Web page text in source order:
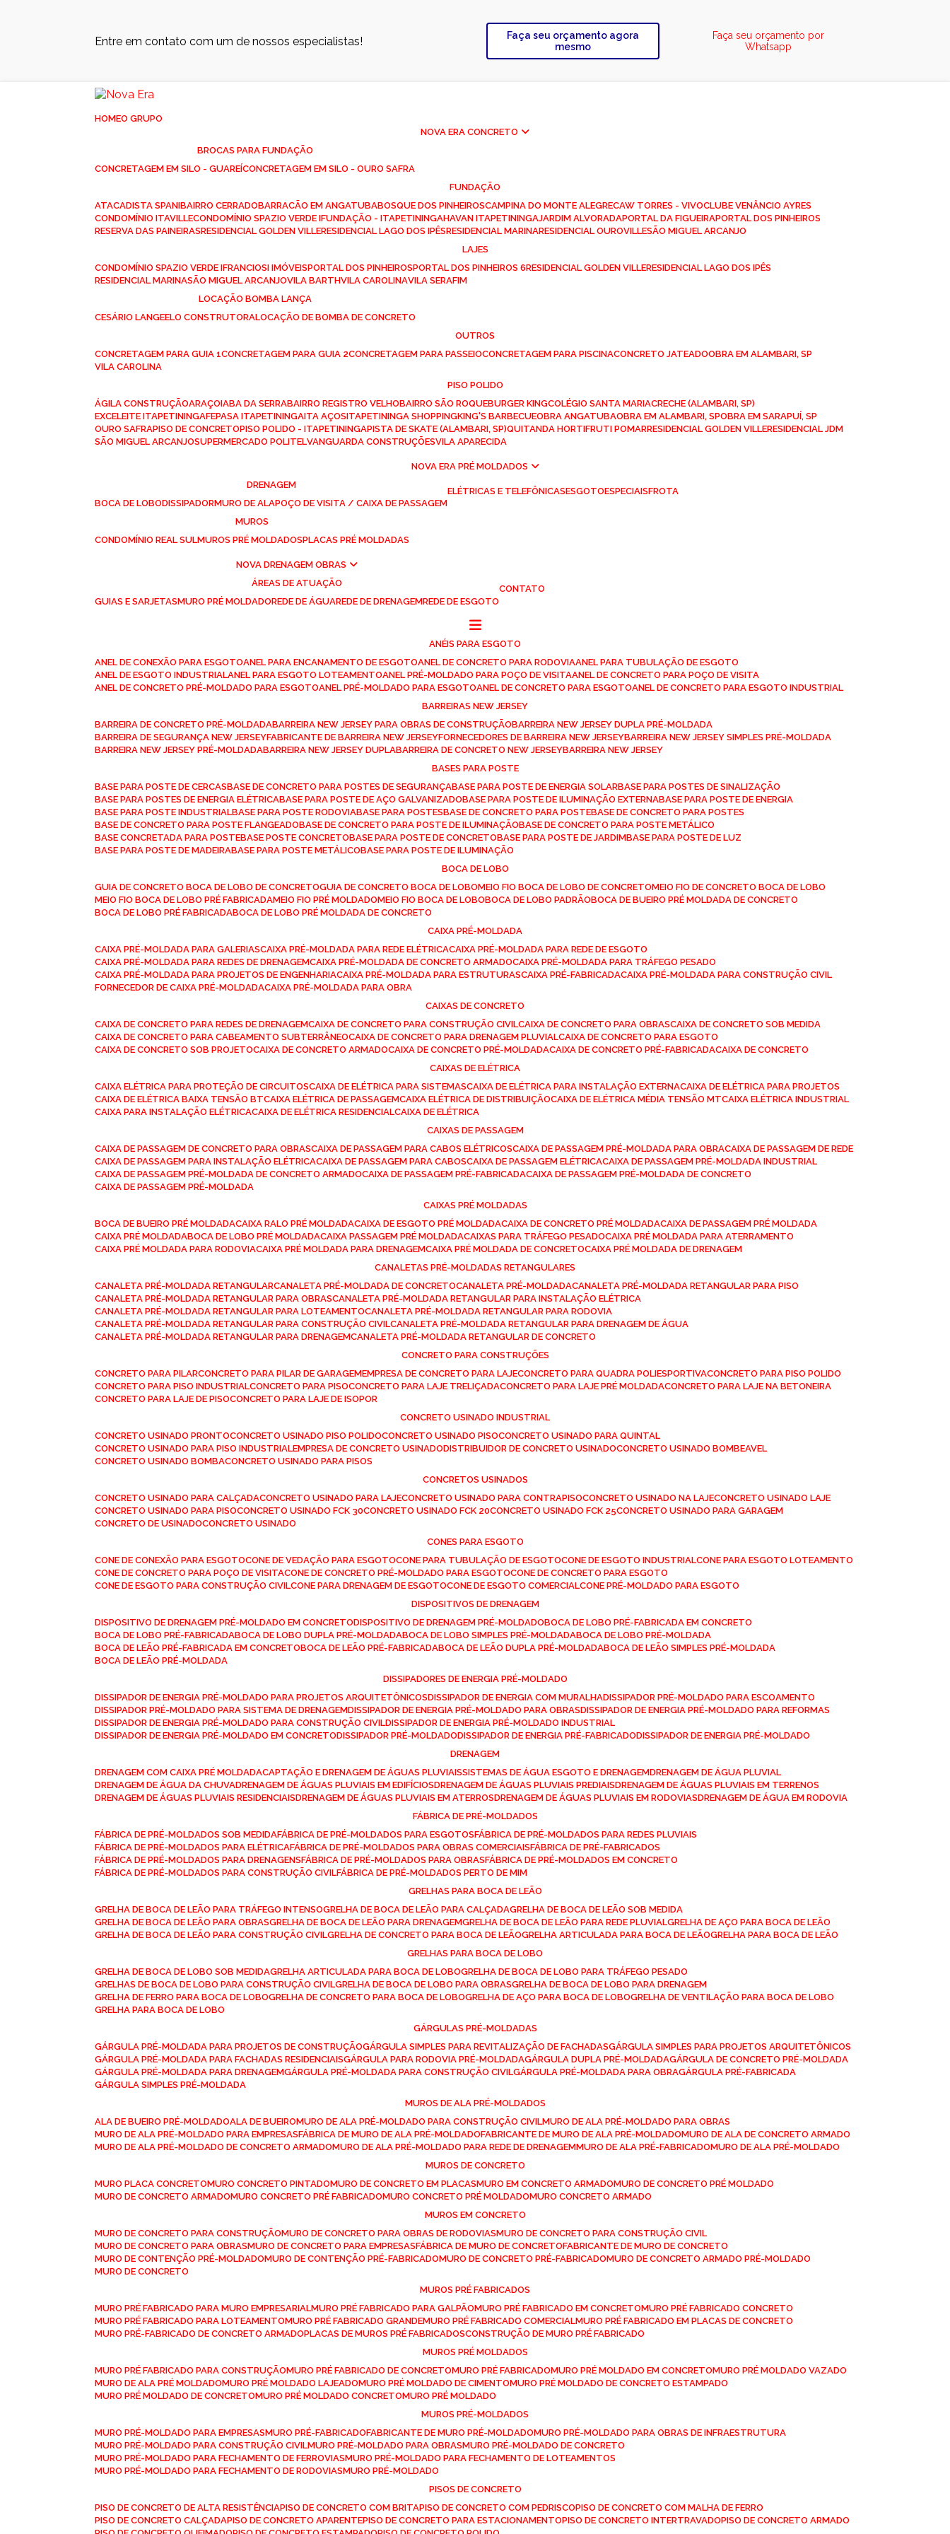
Entre em contato com um de nossos especialistas!
Faça seu orçamento agora
mesmo
Faça seu orçamento por
Whatsapp
HOME
O GRUPO
NOVA ERA CONCRETO
BROCAS PARA FUNDAÇÃO
CONCRETAGEM EM SILO - GUAREÍ CONCRETAGEM EM SILO - OURO SAFRA
FUNDAÇÃO
ATACADISTA SPANI BAIRRO CERRADO BARRACÃO EM ANGATUBA BOSQUE DOS PINHEIROS CAMPINA DO MONTE ALEGRE CAW TORRES - VIVO CLUBE VENÂNCIO AYRES
CONDOMÍNIO ITAVILLE CONDOMÍNIO SPAZIO VERDE I FUNDAÇÃO - ITAPETININGA HAVAN ITAPETININGA JARDIM ALVORADA PORTAL DA FIGUEIRA PORTAL DOS PINHEIROS
RESERVA DAS PAINEIRAS RESIDENCIAL GOLDEN VILLE RESIDENCIAL LAGO DOS IPÊS RESIDENCIAL MARINA RESIDENCIAL OUROVILLE SÃO MIGUEL ARCANJO
LAJES
CONDOMÍNIO SPAZIO VERDE I FRANCIOSI IMÓVEIS PORTAL DOS PINHEIROS PORTAL DOS PINHEIROS 6 RESIDENCIAL GOLDEN VILLE RESIDENCIAL LAGO DOS IPÊS
RESIDENCIAL MARINA SÃO MIGUEL ARCANJO VILA BARTH VILA CAROLINA VILA SERAFIM
LOCAÇÃO BOMBA LANÇA
CESÁRIO LANGE ELO CONSTRUTORA LOCAÇÃO DE BOMBA DE CONCRETO
OUTROS
CONCRETAGEM PARA GUIA 1 CONCRETAGEM PARA GUIA 2 CONCRETAGEM PARA PASSEIO CONCRETAGEM PARA PISCINA CONCRETO JATEADO
OBRA EM ALAMBARI, SP
VILA CAROLINA
PISO POLIDO
ÁGILA CONSTRUÇÃO ARAÇOIABA DA SERRA BAIRRO REGISTRO VELHO BAIRRO SÃO ROQUE BURGER KING COLÉGIO SANTA MARIA CRECHE (ALAMBARI, SP)
EXCELEITE ITAPETININGA FEPASA ITAPETININGA ITA AÇOS ITAPETININGA SHOPPING KING'S BARBECUE OBRA ANGATUBA OBRA EM ALAMBARI, SP
OBRA EM SARAPUÍ, SP
OURO SAFRA PISO DE CONCRETO PISO POLIDO - ITAPETININGA PISTA DE SKATE (ALAMBARI, SP) QUITANDA HORTIFRUTI POMAR RESIDENCIAL GOLDEN VILLE RESIDENCIAL JDM
SÃO MIGUEL ARCANJO SUPERMERCADO POLITEL VANGUARDA CONSTRUÇÕES VILA APARECIDA
NOVA ERA PRÉ MOLDADOS
DRENAGEM
BOCA DE LOBO DISSIPADOR MURO DE ALA POÇO DE VISITA / CAIXA DE PASSAGEM
ELÉTRICAS E TELEFÔNICAS ESGOTO ESPECIAIS FROTA
MUROS
CONDOMÍNIO REAL SUL
MUROS PRÉ MOLDADOS PLACAS PRÉ MOLDADAS
NOVA DRENAGEM OBRAS
ÁREAS DE ATUAÇÃO
GUIAS E SARJETAS
MURO PRÉ MOLDADO REDE DE ÁGUA REDE DE DRENAGEM REDE DE ESGOTO
CONTATO
ANÉIS PARA ESGOTO
ANEL DE CONEXÃO PARA ESGOTO ANEL PARA ENCANAMENTO DE ESGOTO ANEL DE CONCRETO PARA RODOVIA ANEL PARA TUBULAÇÃO DE ESGOTO
ANEL DE ESGOTO INDUSTRIAL ANEL PARA ESGOTO LOTEAMENTO ANEL PRÉ-MOLDADO PARA POÇO DE VISITA ANEL DE CONCRETO PARA POÇO DE VISITA
ANEL DE CONCRETO PRÉ-MOLDADO PARA ESGOTO ANEL PRÉ-MOLDADO PARA ESGOTO ANEL DE CONCRETO PARA ESGOTO ANEL DE CONCRETO PARA ESGOTO INDUSTRIAL
BARREIRAS NEW JERSEY
BARREIRA DE CONCRETO PRÉ-MOLDADA BARREIRA NEW JERSEY PARA OBRAS DE CONSTRUÇÃO BARREIRA NEW JERSEY DUPLA PRÉ-MOLDADA
BARREIRA DE SEGURANÇA NEW JERSEY FABRICANTE DE BARREIRA NEW JERSEY FORNECEDORES DE BARREIRA NEW JERSEY BARREIRA NEW JERSEY SIMPLES PRÉ-MOLDADA
BARREIRA NEW JERSEY PRÉ-MOLDADA BARREIRA NEW JERSEY DUPLA BARREIRA DE CONCRETO NEW JERSEY BARREIRA NEW JERSEY
BASES PARA POSTE
BASE PARA POSTE DE CERCAS BASE DE CONCRETO PARA POSTES DE SEGURANÇA BASE PARA POSTE DE ENERGIA SOLAR BASE PARA POSTES DE SINALIZAÇÃO
BASE PARA POSTES DE ENERGIA ELÉTRICA BASE PARA POSTE DE AÇO GALVANIZADO BASE PARA POSTE DE ILUMINAÇÃO EXTERNA BASE PARA POSTE DE ENERGIA
BASE PARA POSTE INDUSTRIAL BASE PARA POSTE RODOVIA BASE PARA POSTES BASE DE CONCRETO PARA POSTE BASE DE CONCRETO PARA POSTES
BASE DE CONCRETO PARA POSTE FLANGEADO BASE DE CONCRETO PARA POSTE DE ILUMINAÇÃO BASE DE CONCRETO PARA POSTE METÁLICO
BASE CONCRETADA PARA POSTE BASE POSTE CONCRETO BASE PARA POSTE DE CONCRETO BASE PARA POSTE DE JARDIM BASE PARA POSTE DE LUZ
BASE PARA POSTE DE MADEIRA BASE PARA POSTE METÁLICO BASE PARA POSTE DE ILUMINAÇÃO
BOCA DE LOBO
GUIA DE CONCRETO BOCA DE LOBO DE CONCRETO
GUIA DE CONCRETO BOCA DE LOBO MEIO FIO BOCA DE LOBO DE CONCRETO
MEIO FIO DE CONCRETO BOCA DE LOBO
MEIO FIO BOCA DE LOBO PRÉ FABRICADA
MEIO FIO PRÉ MOLDADO MEIO FIO BOCA DE LOBO BOCA DE LOBO PADRÃO BOCA DE BUEIRO PRÉ MOLDADA DE CONCRETO
BOCA DE LOBO PRÉ FABRICADA BOCA DE LOBO PRÉ MOLDADA DE CONCRETO
CAIXA PRÉ-MOLDADA
CAIXA PRÉ-MOLDADA PARA GALERIAS CAIXA PRÉ-MOLDADA PARA REDE ELÉTRICA CAIXA PRÉ-MOLDADA PARA REDE DE ESGOTO
CAIXA PRÉ-MOLDADA PARA REDES DE DRENAGEM CAIXA PRÉ-MOLDADA DE CONCRETO ARMADO CAIXA PRÉ-MOLDADA PARA TRÁFEGO PESADO
CAIXA PRÉ-MOLDADA PARA PROJETOS DE ENGENHARIA CAIXA PRÉ-MOLDADA PARA ESTRUTURAS CAIXA PRÉ-FABRICADA CAIXA PRÉ-MOLDADA PARA CONSTRUÇÃO CIVIL
FORNECEDOR DE CAIXA PRÉ-MOLDADA CAIXA PRÉ-MOLDADA PARA OBRA
CAIXAS DE CONCRETO
CAIXA DE CONCRETO PARA REDES DE DRENAGEM CAIXA DE CONCRETO PARA CONSTRUÇÃO CIVIL CAIXA DE CONCRETO PARA OBRAS CAIXA DE CONCRETO SOB MEDIDA
CAIXA DE CONCRETO PARA CABEAMENTO SUBTERRÂNEO CAIXA DE CONCRETO PARA DRENAGEM PLUVIAL CAIXA DE CONCRETO PARA ESGOTO
CAIXA DE CONCRETO SOB PROJETO CAIXA DE CONCRETO ARMADO CAIXA DE CONCRETO PRÉ-MOLDADA CAIXA DE CONCRETO PRÉ-FABRICADA CAIXA DE CONCRETO
CAIXAS DE ELÉTRICA
CAIXA ELÉTRICA PARA PROTEÇÃO DE CIRCUITOS CAIXA DE ELÉTRICA PARA SISTEMAS CAIXA DE ELÉTRICA PARA INSTALAÇÃO EXTERNA CAIXA DE ELÉTRICA PARA PROJETOS
CAIXA DE ELÉTRICA BAIXA TENSÃO BT CAIXA ELÉTRICA DE PASSAGEM CAIXA ELÉTRICA DE DISTRIBUIÇÃO CAIXA DE ELÉTRICA MÉDIA TENSÃO MT CAIXA ELÉTRICA INDUSTRIAL
CAIXA PARA INSTALAÇÃO ELÉTRICA CAIXA DE ELÉTRICA RESIDENCIAL CAIXA DE ELÉTRICA
CAIXAS DE PASSAGEM
CAIXA DE PASSAGEM DE CONCRETO PARA OBRAS CAIXA DE PASSAGEM PARA CABOS ELÉTRICOS CAIXA DE PASSAGEM PRÉ-MOLDADA PARA OBRA CAIXA DE PASSAGEM DE REDE
CAIXA DE PASSAGEM PARA INSTALAÇÃO ELÉTRICA CAIXA DE PASSAGEM PARA CABOS CAIXA DE PASSAGEM ELÉTRICA CAIXA DE PASSAGEM PRÉ-MOLDADA INDUSTRIAL
CAIXA DE PASSAGEM PRÉ-MOLDADA DE CONCRETO ARMADO CAIXA DE PASSAGEM PRÉ-FABRICADA CAIXA DE PASSAGEM PRÉ-MOLDADA DE CONCRETO
CAIXA DE PASSAGEM PRÉ-MOLDADA
CAIXAS PRÉ MOLDADAS
BOCA DE BUEIRO PRÉ MOLDADA CAIXA RALO PRÉ MOLDADA CAIXA DE ESGOTO PRÉ MOLDADA CAIXA DE CONCRETO PRÉ MOLDADA CAIXA DE PASSAGEM PRÉ MOLDADA
CAIXA PRÉ MOLDADA BOCA DE LOBO PRÉ MOLDADA CAIXA PASSAGEM PRÉ MOLDADA CAIXAS PARA TRÁFEGO PESADO CAIXA PRÉ MOLDADA PARA ATERRAMENTO
CAIXA PRÉ MOLDADA PARA RODOVIA CAIXA PRÉ MOLDADA PARA DRENAGEM CAIXA PRÉ MOLDADA DE CONCRETO CAIXA PRÉ MOLDADA DE DRENAGEM
CANALETAS PRÉ-MOLDADAS RETANGULARES
CANALETA PRÉ-MOLDADA RETANGULAR CANALETA PRÉ-MOLDADA DE CONCRETO CANALETA PRÉ-MOLDADA CANALETA PRÉ-MOLDADA RETANGULAR PARA PISO
CANALETA PRÉ-MOLDADA RETANGULAR PARA OBRAS CANALETA PRÉ-MOLDADA RETANGULAR PARA INSTALAÇÃO ELÉTRICA
CANALETA PRÉ-MOLDADA RETANGULAR PARA LOTEAMENTO CANALETA PRÉ-MOLDADA RETANGULAR PARA RODOVIA
CANALETA PRÉ-MOLDADA RETANGULAR PARA CONSTRUÇÃO CIVIL CANALETA PRÉ-MOLDADA RETANGULAR PARA DRENAGEM DE ÁGUA
CANALETA PRÉ-MOLDADA RETANGULAR PARA DRENAGEM CANALETA PRÉ-MOLDADA RETANGULAR DE CONCRETO
CONCRETO PARA CONSTRUÇÕES
CONCRETO PARA PILAR CONCRETO PARA PILAR DE GARAGEM EMPRESA DE CONCRETO PARA LAJE CONCRETO PARA QUADRA POLIESPORTIVA CONCRETO PARA PISO POLIDO
CONCRETO PARA PISO INDUSTRIAL CONCRETO PARA PISO CONCRETO PARA LAJE TRELIÇADA CONCRETO PARA LAJE PRÉ MOLDADA CONCRETO PARA LAJE NA BETONEIRA
CONCRETO PARA LAJE DE PISO CONCRETO PARA LAJE DE ISOPOR
CONCRETO USINADO INDUSTRIAL
CONCRETO USINADO PRONTO CONCRETO USINADO PISO POLIDO CONCRETO USINADO PISO CONCRETO USINADO PARA QUINTAL
CONCRETO USINADO PARA PISO INDUSTRIAL EMPRESA DE CONCRETO USINADO DISTRIBUIDOR DE CONCRETO USINADO CONCRETO USINADO BOMBEAVEL
CONCRETO USINADO BOMBA CONCRETO USINADO PARA PISOS
CONCRETOS USINADOS
CONCRETO USINADO PARA CALÇADA CONCRETO USINADO PARA LAJE CONCRETO USINADO PARA CONTRAPISO CONCRETO USINADO NA LAJE CONCRETO USINADO LAJE
CONCRETO USINADO PARA PISO CONCRETO USINADO FCK 30 CONCRETO USINADO FCK 20 CONCRETO USINADO FCK 25 CONCRETO USINADO PARA GARAGEM
CONCRETO DE USINADO CONCRETO USINADO
CONES PARA ESGOTO
CONE DE CONEXÃO PARA ESGOTO CONE DE VEDAÇÃO PARA ESGOTO CONE PARA TUBULAÇÃO DE ESGOTO CONE DE ESGOTO INDUSTRIAL CONE PARA ESGOTO LOTEAMENTO
CONE DE CONCRETO PARA POÇO DE VISITA CONE DE CONCRETO PRÉ-MOLDADO PARA ESGOTO CONE DE CONCRETO PARA ESGOTO
CONE DE ESGOTO PARA CONSTRUÇÃO CIVIL CONE PARA DRENAGEM DE ESGOTO CONE DE ESGOTO COMERCIAL CONE PRÉ-MOLDADO PARA ESGOTO
DISPOSITIVOS DE DRENAGEM
DISPOSITIVO DE DRENAGEM PRÉ-MOLDADO EM CONCRETO DISPOSITIVO DE DRENAGEM PRÉ-MOLDADO BOCA DE LOBO PRÉ-FABRICADA EM CONCRETO
BOCA DE LOBO PRÉ-FABRICADA BOCA DE LOBO DUPLA PRÉ-MOLDADA BOCA DE LOBO SIMPLES PRÉ-MOLDADA BOCA DE LOBO PRÉ-MOLDADA
BOCA DE LEÃO PRÉ-FABRICADA EM CONCRETO BOCA DE LEÃO PRÉ-FABRICADA BOCA DE LEÃO DUPLA PRÉ-MOLDADA BOCA DE LEÃO SIMPLES PRÉ-MOLDADA
BOCA DE LEÃO PRÉ-MOLDADA
DISSIPADORES DE ENERGIA PRÉ-MOLDADO
DISSIPADOR DE ENERGIA PRÉ-MOLDADO PARA PROJETOS ARQUITETÔNICOS DISSIPADOR DE ENERGIA COM MURALHA DISSIPADOR PRÉ-MOLDADO PARA ESCOAMENTO
DISSIPADOR PRÉ-MOLDADO PARA SISTEMA DE DRENAGEM DISSIPADOR DE ENERGIA PRÉ-MOLDADO PARA OBRAS DISSIPADOR DE ENERGIA PRÉ-MOLDADO PARA REFORMAS
DISSIPADOR DE ENERGIA PRÉ-MOLDADO PARA CONSTRUÇÃO CIVIL DISSIPADOR DE ENERGIA PRÉ-MOLDADO INDUSTRIAL
DISSIPADOR DE ENERGIA PRÉ-MOLDADO EM CONCRETO DISSIPADOR PRÉ-MOLDADO DISSIPADOR DE ENERGIA PRÉ-FABRICADO DISSIPADOR DE ENERGIA PRÉ-MOLDADO
DRENAGEM
DRENAGEM COM CAIXA PRÉ MOLDADA CAPTAÇÃO E DRENAGEM DE ÁGUAS PLUVIAIS SISTEMAS DE ÁGUA ESGOTO E DRENAGEM DRENAGEM DE ÁGUA PLUVIAL
DRENAGEM DE ÁGUA DA CHUVA DRENAGEM DE ÁGUAS PLUVIAIS EM EDIFÍCIOS DRENAGEM DE ÁGUAS PLUVIAIS PREDIAIS DRENAGEM DE ÁGUAS PLUVIAIS EM TERRENOS
DRENAGEM DE ÁGUAS PLUVIAIS RESIDENCIAIS DRENAGEM DE ÁGUAS PLUVIAIS EM ATERROS DRENAGEM DE ÁGUAS PLUVIAIS EM RODOVIAS DRENAGEM DE ÁGUA EM RODOVIA
FÁBRICA DE PRÉ-MOLDADOS
FÁBRICA DE PRÉ-MOLDADOS SOB MEDIDA FÁBRICA DE PRÉ-MOLDADOS PARA ESGOTOS FÁBRICA DE PRÉ-MOLDADOS PARA REDES PLUVIAIS
FÁBRICA DE PRÉ-MOLDADOS PARA ELÉTRICA FÁBRICA DE PRÉ-MOLDADOS PARA OBRAS COMERCIAIS FÁBRICA DE PRÉ-FABRICADOS
FÁBRICA DE PRÉ-MOLDADOS PARA DRENAGENS FÁBRICA DE PRÉ-MOLDADOS PARA OBRAS FÁBRICA DE PRÉ-MOLDADOS EM CONCRETO
FÁBRICA DE PRÉ-MOLDADOS PARA CONSTRUÇÃO CIVIL FÁBRICA DE PRÉ-MOLDADOS PERTO DE MIM
GRELHAS PARA BOCA DE LEÃO
GRELHA DE BOCA DE LEÃO PARA TRÁFEGO INTENSO
GRELHA DE BOCA DE LEÃO PARA CALÇADA
GRELHA DE BOCA DE LEÃO SOB MEDIDA
GRELHA DE BOCA DE LEÃO PARA OBRAS
GRELHA DE BOCA DE LEÃO PARA DRENAGEM GRELHA DE BOCA DE LEÃO PARA REDE PLUVIAL
GRELHA DE AÇO PARA BOCA DE LEÃO
GRELHA DE BOCA DE LEÃO PARA CONSTRUÇÃO CIVIL
GRELHA DE CONCRETO PARA BOCA DE LEÃO GRELHA ARTICULADA PARA BOCA DE LEÃO
GRELHA PARA BOCA DE LEÃO
GRELHAS PARA BOCA DE LOBO
GRELHA DE BOCA DE LOBO SOB MEDIDA
GRELHA ARTICULADA PARA BOCA DE LOBO
GRELHA DE BOCA DE LOBO PARA TRÁFEGO PESADO
GRELHAS DE BOCA DE LOBO PARA CONSTRUÇÃO CIVIL
GRELHA DE BOCA DE LOBO PARA OBRAS
GRELHA DE BOCA DE LOBO PARA DRENAGEM
GRELHA DE FERRO PARA BOCA DE LOBO
GRELHA DE CONCRETO PARA BOCA DE LOBO GRELHA DE AÇO PARA BOCA DE LOBO
GRELHA DE VENTILAÇÃO PARA BOCA DE LOBO
GRELHA PARA BOCA DE LOBO
GÁRGULAS PRÉ-MOLDADAS
GÁRGULA PRÉ-MOLDADA PARA PROJETOS DE CONSTRUÇÃO
GÁRGULA SIMPLES PARA REVITALIZAÇÃO DE FACHADAS
GÁRGULA SIMPLES PARA PROJETOS ARQUITETÔNICOS
GÁRGULA PRÉ-MOLDADA PARA FACHADAS RESIDENCIAIS
GÁRGULA PARA RODOVIA PRÉ-MOLDADA GÁRGULA DUPLA PRÉ-MOLDADA
GÁRGULA DE CONCRETO PRÉ-MOLDADA
GÁRGULA PRÉ-MOLDADA PARA DRENAGEM
GÁRGULA PRÉ-MOLDADA PARA CONSTRUÇÃO CIVIL GÁRGULA PRÉ-MOLDADA PARA OBRA
GÁRGULA PRÉ-FABRICADA
GÁRGULA SIMPLES PRÉ-MOLDADA
MUROS DE ALA PRÉ-MOLDADOS
ALA DE BUEIRO PRÉ-MOLDADO ALA DE BUEIRO MURO DE ALA PRÉ-MOLDADO PARA CONSTRUÇÃO CIVIL
MURO DE ALA PRÉ-MOLDADO PARA OBRAS
MURO DE ALA PRÉ-MOLDADO PARA EMPRESAS FÁBRICA DE MURO DE ALA PRÉ-MOLDADO FABRICANTE DE MURO DE ALA PRÉ-MOLDADO
MURO DE ALA DE CONCRETO ARMADO
MURO DE ALA PRÉ-MOLDADO DE CONCRETO ARMADO
MURO DE ALA PRÉ-MOLDADO PARA REDE DE DRENAGEM MURO DE ALA PRÉ-FABRICADO
MURO DE ALA PRÉ-MOLDADO
MUROS DE CONCRETO
MURO PLACA CONCRETO
MURO CONCRETO PINTADO MURO DE CONCRETO EM PLACAS MURO EM CONCRETO ARMADO
MURO DE CONCRETO PRÉ MOLDADO
MURO DE CONCRETO ARMADO
MURO CONCRETO PRÉ FABRICADO MURO CONCRETO PRÉ MOLDADO
MURO CONCRETO ARMADO
MUROS EM CONCRETO
MURO DE CONCRETO PARA CONSTRUÇÃO
MURO DE CONCRETO PARA OBRAS DE RODOVIAS
MURO DE CONCRETO PARA CONSTRUÇÃO CIVIL
MURO DE CONCRETO PARA OBRAS
MURO DE CONCRETO PARA EMPRESAS FÁBRICA DE MURO DE CONCRETO FABRICANTE DE MURO DE CONCRETO
MURO DE CONTENÇÃO PRÉ-MOLDADO
MURO DE CONTENÇÃO PRÉ-FABRICADO MURO DE CONCRETO PRÉ-FABRICADO
MURO DE CONCRETO ARMADO PRÉ-MOLDADO
MURO DE CONCRETO
MUROS PRÉ FABRICADOS
MURO PRÉ FABRICADO PARA MURO EMPRESARIAL
MURO PRÉ FABRICADO PARA GALPÃO MURO PRÉ FABRICADO EM CONCRETO
MURO PRÉ FABRICADO CONCRETO
MURO PRÉ FABRICADO PARA LOTEAMENTO
MURO PRÉ FABRICADO GRANDE MURO PRÉ FABRICADO COMERCIAL
MURO PRÉ FABRICADO EM PLACAS DE CONCRETO
MURO PRÉ-FABRICADO DE CONCRETO ARMADO PLACAS DE MUROS PRÉ FABRICADOS CONSTRUÇÃO DE MURO PRÉ FABRICADO
MUROS PRÉ MOLDADOS
MURO PRÉ FABRICADO PARA CONSTRUÇÃO
MURO PRÉ FABRICADO DE CONCRETO MURO PRÉ FABRICADO MURO PRÉ MOLDADO EM CONCRETO
MURO PRÉ MOLDADO VAZADO
MURO DE ALA PRÉ MOLDADO
MURO PRÉ MOLDADO LAJEADO MURO PRÉ MOLDADO DE CIMENTO
MURO PRÉ MOLDADO DE CONCRETO ESTAMPADO
MURO PRÉ MOLDADO DE CONCRETO
MURO PRÉ MOLDADO CONCRETO
MURO PRÉ MOLDADO
MUROS PRÉ-MOLDADOS
MURO PRÉ-MOLDADO PARA EMPRESAS
MURO PRÉ-FABRICADO FABRICANTE DE MURO PRÉ-MOLDADO
MURO PRÉ-MOLDADO PARA OBRAS DE INFRAESTRUTURA
MURO PRÉ-MOLDADO PARA CONSTRUÇÃO CIVIL
MURO PRÉ-MOLDADO PARA OBRAS
MURO PRÉ-MOLDADO DE CONCRETO
MURO PRÉ-MOLDADO PARA FECHAMENTO DE FERROVIAS
MURO PRÉ-MOLDADO PARA FECHAMENTO DE LOTEAMENTOS
MURO PRÉ-MOLDADO PARA FECHAMENTO DE RODOVIAS
MURO PRÉ-MOLDADO
PISOS DE CONCRETO
PISO DE CONCRETO DE ALTA RESISTÊNCIA PISO DE CONCRETO COM BRITA PISO DE CONCRETO COM PEDRISCO PISO DE CONCRETO COM MALHA DE FERRO
PISO DE CONCRETO CALÇADA PISO DE CONCRETO APARENTE PISO DE CONCRETO PARA ESTACIONAMENTO PISO DE CONCRETO INTERTRAVADO PISO DE CONCRETO ARMADO